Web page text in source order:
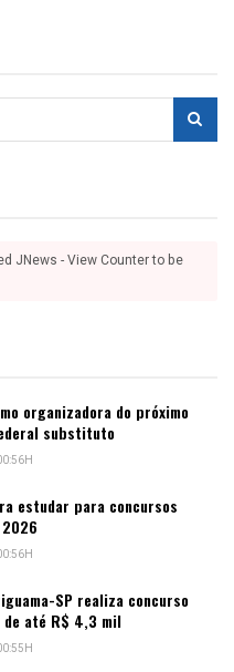
JNews - View Counter to be
organizadora do próximo
substituto
estudar para concursos
SP realiza concurso
até R$ 4,3 mil